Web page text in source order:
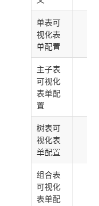
单表可
视化表
单配置
主子表
可视化
表单配
置
树表可
视化表
单配置
组合表
可视化
表单配